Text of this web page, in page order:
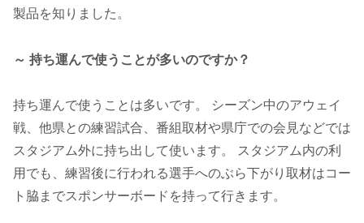
製品を知りました。
～ 持ち運んで使うことが多いのですか？
持ち運んで使うことは多いです。 シーズン中のアウェイ
戦、他県との練習試合、番組取材や県庁での会見などでは
スタジアム外に持ち出して使います。 スタジアム内の利
用でも、練習後に行われる選手へのぶら下がり取材はコー
ト脇までスポンサーボードを持って行きます。